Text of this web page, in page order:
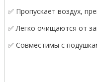
✅ Пропускает воздух,
✅ Легко очищаются от
✅ Совместимы с